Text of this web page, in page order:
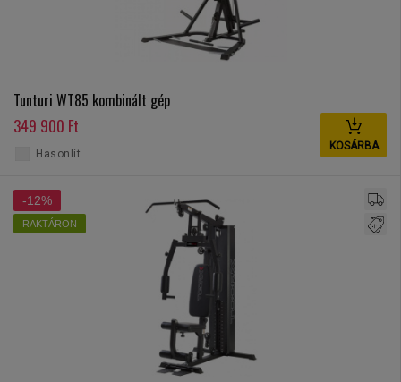
Tunturi WT85 kombinált gép
349 900 Ft
KOSÁRBA
Hasonlít
-12%
RAKTÁRON